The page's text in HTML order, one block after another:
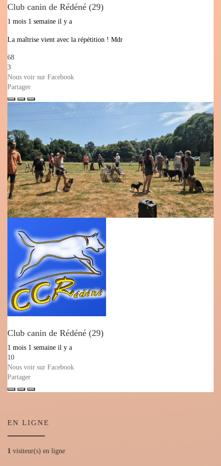
Club canin de Rédéné (29)
1 mois 1 semaine il y a
La maîtrise vient avec la répétition ! Mdr
68
3
Nous voir sur Facebook
Partager
Club canin de Rédéné (29)
1 mois 1 semaine il y a
10
Nous voir sur Facebook
Partager
EN LIGNE
1 visiteur(s) en ligne